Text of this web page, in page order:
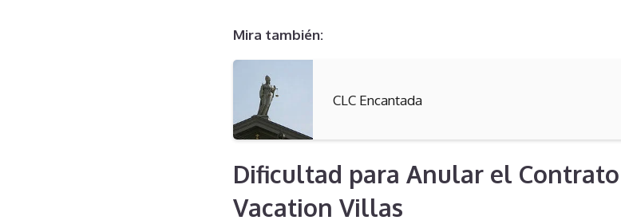
Mira también:
CLC Encantada
Dificultad para Anular el Contrato
Vacation Villas